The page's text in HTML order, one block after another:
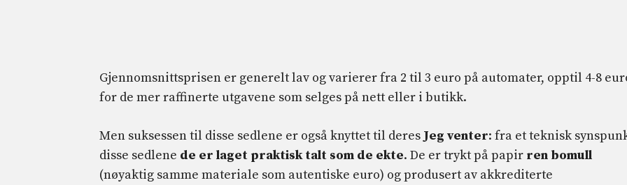
Gjennomsnittsprisen er generelt lav og varierer fra 2 til 3 euro på automater, opptil 4-8
for de mer raffinerte utgavene som selges på nett eller i butikk.
Men suksessen til disse sedlene er også knyttet til deres Jeg venter: fra et teknisk
disse sedlene de er laget praktisk talt som de ekte. De er trykt på papir ren bomull
(nøyaktig samme materiale som autentiske euro) og produsert av akkrediterte